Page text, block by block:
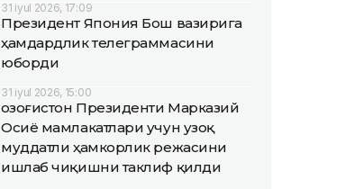
31 iyul 2026, 17:09
Президент Япония Бош вазирига
ҳамдардлик телеграммасини
юборди
31 iyul 2026, 15:00
Қозоғистон Президенти Марказий
Осиё мамлакатлари учун узоқ
муддатли ҳамкорлик режасини
ишлаб чиқишни таклиф қилди